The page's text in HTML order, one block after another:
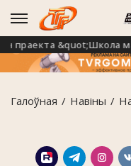
&quot;Школа
Галоўная Навiны